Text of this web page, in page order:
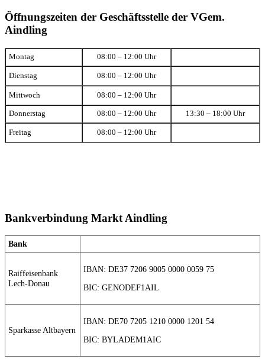
Öffnungszeiten der Geschäftsstelle der VGem.
Aindling
Montag 08:00 – 12:00 Uhr
Dienstag 08:00 – 12:00 Uhr
Mittwoch 08:00 – 12:00 Uhr
Donnerstag 08:00 – 12:00 Uhr 13:30 – 18:00 Uhr
Freitag 08:00 – 12:00 Uhr
Bankverbindung Markt Aindling
Bank
Raiffeisenbank
Lech-Donau
IBAN: DE37 7206 9005 0000 0059 75
BIC: GENODEF1AIL
Sparkasse Altbayern
IBAN: DE70 7205 1210 0000 1201 54
BIC: BYLADEM1AIC